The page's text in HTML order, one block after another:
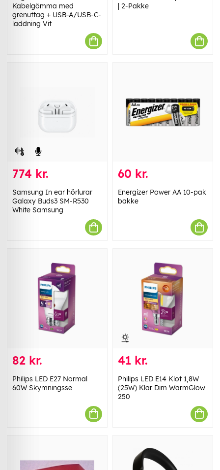
Kabelgömma med
grenuttag + USB-A/USB-C-
laddning Vit
| 2-Pakke
774 kr.
Samsung In ear hörlurar
Galaxy Buds3 SM-R530
White Samsung
60 kr.
Energizer Power AA 10-pak
bakke
82 kr.
Philips LED E27 Normal
60W Skymningsse
41 kr.
Philips LED E14 Klot 1,8W
(25W) Klar Dim WarmGlow
250